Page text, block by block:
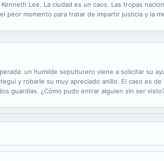
Lee. La ciudad es un caos. Las tropas
peor momento para tratar de impartir justicia y la
un humilde sepulturero viene a solicitar su
y robarle su muy apreciado anillo. El caso es
guardias. ¿Cómo pudo entrar alguien sin ser